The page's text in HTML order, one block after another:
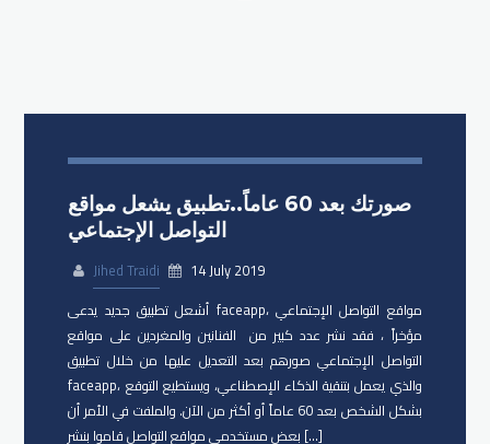
صورتك بعد 60 عاماً..تطبيق يشعل مواقع
التواصل الإجتماعي
Jihed Traidi
14 July 2019
أشعل تطبيق جديد يدعى faceapp، مواقع التواصل الإجتماعي
مؤخراً ، فقد نشر عدد كبير من الفنانين والمغردين على مواقع
التواصل الإجتماعي صورهم بعد التعديل عليها من خلال تطبيق
faceapp، والذي يعمل بتنقية الذكاء الإصطناعي، ويستطيع التوقع
بشكل الشخص بعد 60 عاماً أو أكثر من الآن. والملفت في الأمر أن
بعض مستخدمي مواقع التواصل قاموا بنشر […]